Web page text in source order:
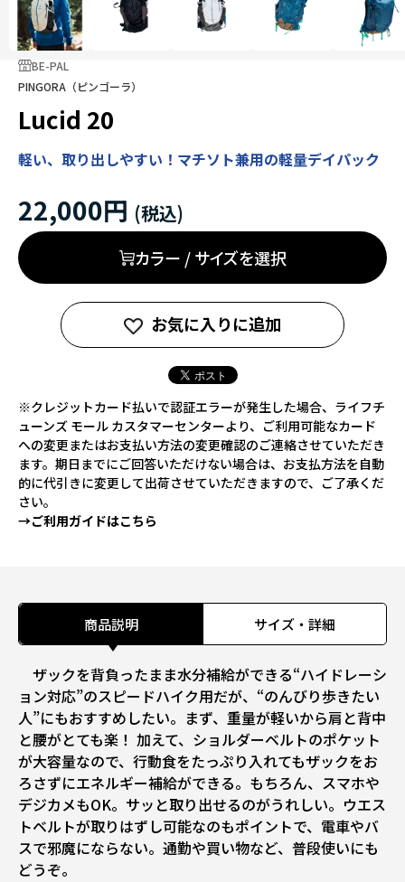
BE-PAL
PINGORA（ピンゴーラ）
Lucid 20
軽い、取り出しやすい！マチソト兼用の軽量デイパック
22,000円
カラー / サイズを選択
お気に入りに追加
※クレジットカード払いで認証エラーが発生した場合、ライフチ
ューンズ モール カスタマーセンターより、ご利用可能なカード
への変更またはお支払い方法の変更確認のご連絡させていただき
ます。期日までにご回答いただけない場合は、お支払方法を自動
的に代引きに変更して出荷させていただきますので、ご了承くだ
さい。
→ご利用ガイドはこちら
商品説明 サイズ・詳細
ザックを背負ったまま水分補給ができる“ハイドレーシ
ョン対応”のスピードハイク用だが、“のんびり歩きたい
人”にもおすすめしたい。まず、重量が軽いから肩と背中
と腰がとても楽！ 加えて、ショルダーベルトのポケット
が大容量なので、行動食をたっぷり入れてもザックをお
ろさずにエネルギー補給ができる。もちろん、スマホや
デジカメもOK。サッと取り出せるのがうれしい。ウエス
トベルトが取りはずし可能なのもポイントで、電車やバ
スで邪魔にならない。通勤や買い物など、普段使いにも
どうぞ。